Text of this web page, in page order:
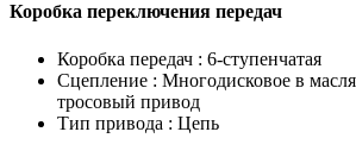
Коробка переключения передач
Коробка передач : 6-ступенчатая
Сцепление : Многодисковое в
тросовый привод
Тип привода : Цепь